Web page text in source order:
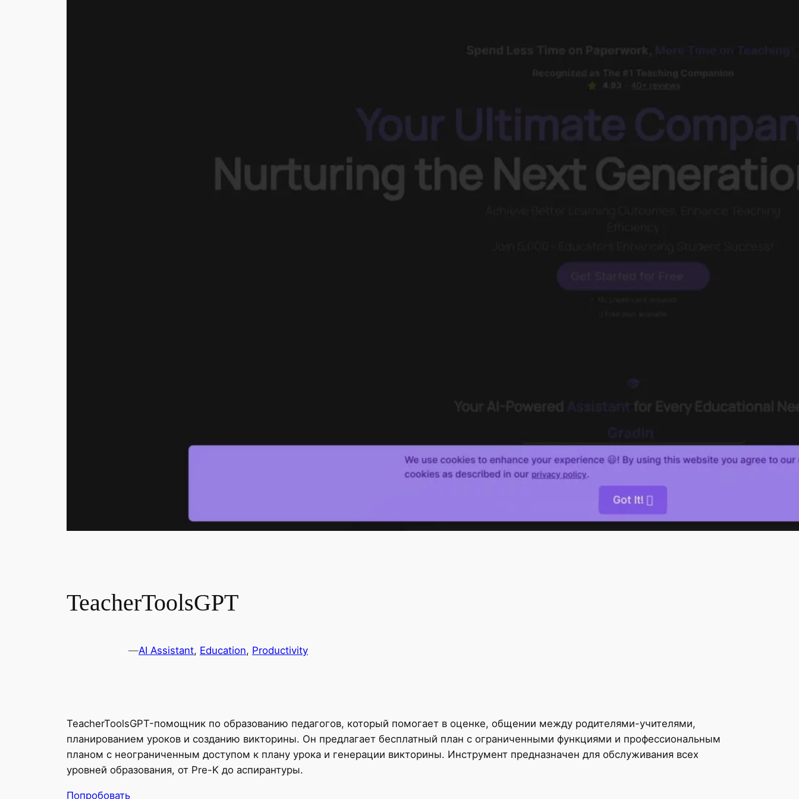
TeacherToolsGPT
—AI Assistant, Education, Productivity
TeacherToolsGPT-помощник по образованию педагогов, который помогает в оценке, общении между родителями-учителями,
планированием уроков и созданию викторины. Он предлагает бесплатный план с ограниченными функциями и профессиональным
планом с неограниченным доступом к плану урока и генерации викторины. Инструмент предназначен для обслуживания всех
уровней образования, от Pre-K до аспирантуры.
Попробовать